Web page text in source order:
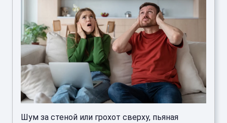
Шум за стеной или грохот сверху, пьяная